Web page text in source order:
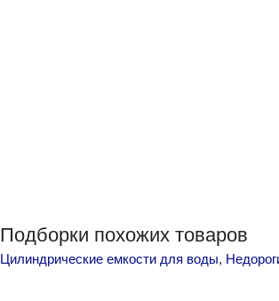
Подборки похожих товаров
Цилиндрические емкости для воды,